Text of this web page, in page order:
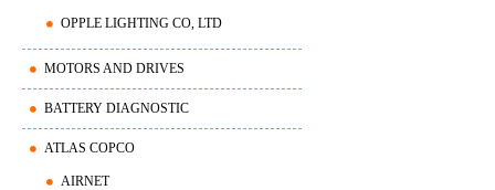
OPPLE LIGHTING CO, LTD
MOTORS AND DRIVES
BATTERY DIAGNOSTIC
ATLAS COPCO
AIRNET